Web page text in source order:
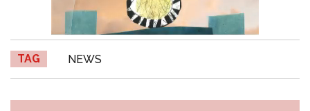
TAG NEWS